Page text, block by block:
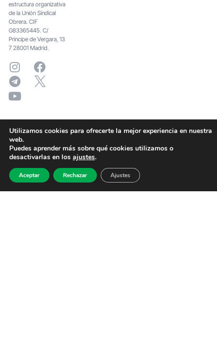
estructura organizativa
de la Unión Sindical
Obrera. CIF
G83365445. C/
Principe de Vergara, 13
7 28001 Madrid.
Utilizamos cookies para ofrecerte la mejor experiencia en nuestra
web.
Puedes aprender más sobre qué cookies utilizamos o
desactivarlas en los ajustes.
Aceptar Rechazar Ajustes